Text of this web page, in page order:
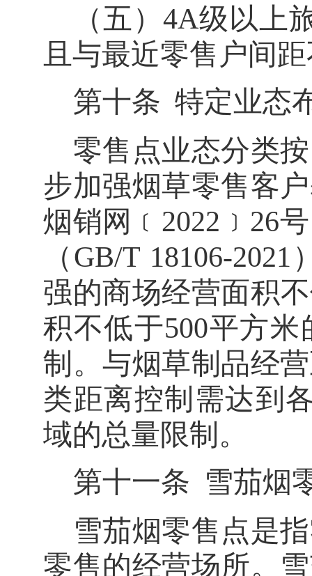
（五） 4A级以上
且与最近零售户间
第十条 特定业态
零售点业态分类
步加强烟草零售客
烟销网﹝ 2022 ﹞ 26
（GB/T 18106-2021
强的商场经营面积
积不低于500平方米
制。与烟草制品经
类距离控制需达到
域的总量限制。
第十一条 雪茄烟
雪茄烟零售点是
零售的经营场所。